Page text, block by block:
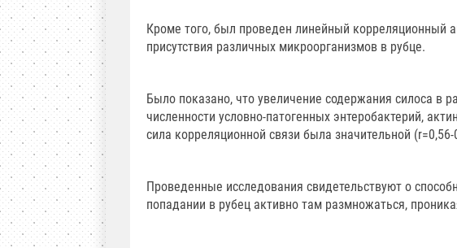
Кроме того, был проведен линейный корреляционный
присутствия различных микроорганизмов в рубце.
Было показано, что увеличение содержания силоса в
численности условно-патогенных энтеробактерий,
сила корреляционной связи была значительной (r=0,56-
Проведенные исследования свидетельствуют о
попадании в рубец активно там размножаться,